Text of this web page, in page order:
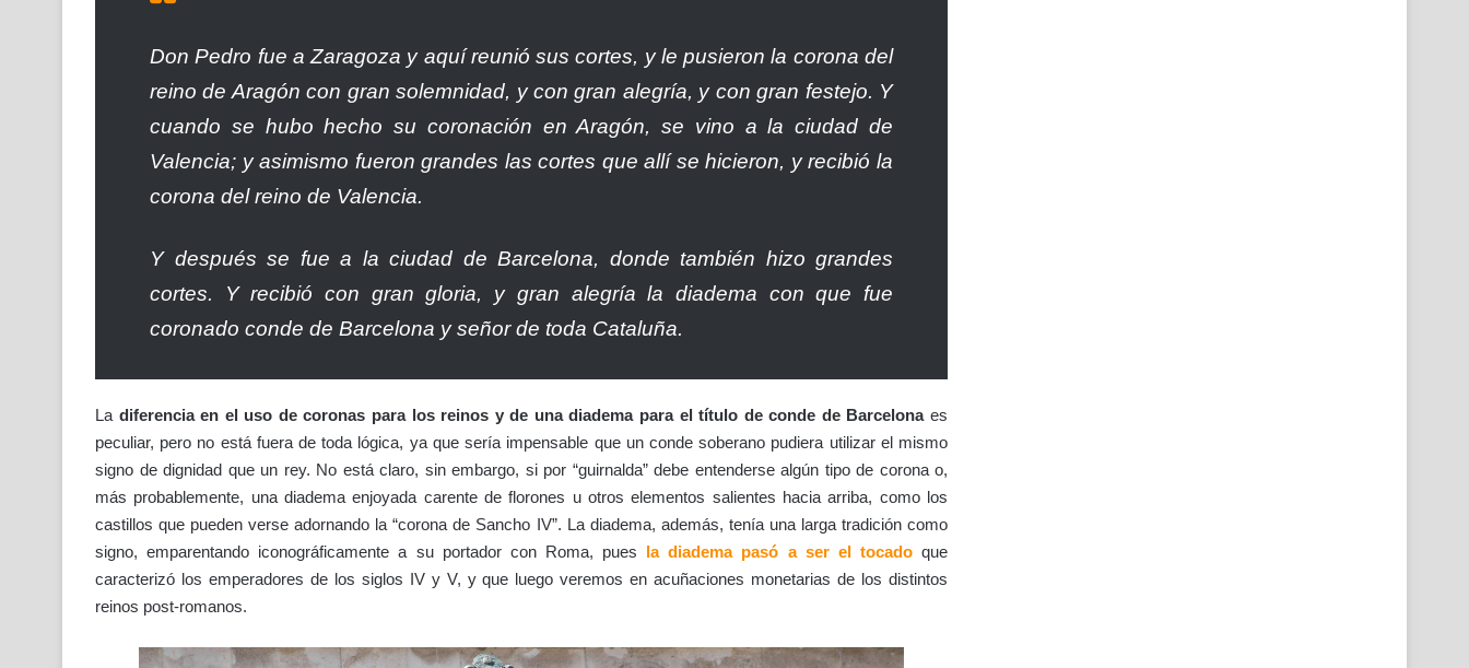
Don Pedro fue a Zaragoza y aquí reunió sus cortes, y le pusieron la corona del
reino de Aragón con gran solemnidad, y con gran alegría, y con gran festejo. Y
cuando se hubo hecho su coronación en Aragón, se vino a la ciudad de
Valencia; y asimismo fueron grandes las cortes que allí se hicieron, y recibió la
corona del reino de Valencia.
Y después se fue a la ciudad de Barcelona, donde también hizo grandes
cortes. Y recibió con gran gloria, y gran alegría la diadema con que fue
coronado conde de Barcelona y señor de toda Cataluña.
La diferencia en el uso de coronas para los reinos y de una diadema para el título de conde de Barcelonaes
peculiar, pero no está fuera de toda lógica, ya que sería impensable que un conde soberano pudiera utilizar el mismo
signo de dignidad que un rey. No está claro, sin embargo, si por “guirnalda” debe entenderse algún tipo de corona o,
más probablemente, una diadema enjoyada carente de florones u otros elementos salientes hacia arriba, como los
castillos que pueden verse adornando la “corona de Sancho IV”. La diadema, además, tenía una larga tradición como
signo, emparentando iconográficamente a su portador con Roma, pues la diadema pasó a ser el tocado que
caracterizó los emperadores de los siglos IV y V, y que luego veremos en acuñaciones monetarias de los distintos
reinos post-romanos.